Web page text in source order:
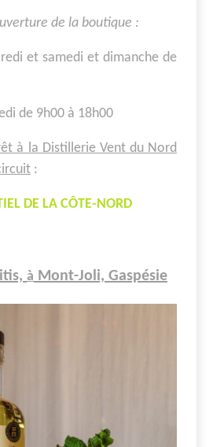
de la boutique :
et samedi et dimanche de
de 9h00 à 18h00
à la Distillerie Vent du Nord
:
DE LA CÔTE-NORD
à Mont-Joli, Gaspésie